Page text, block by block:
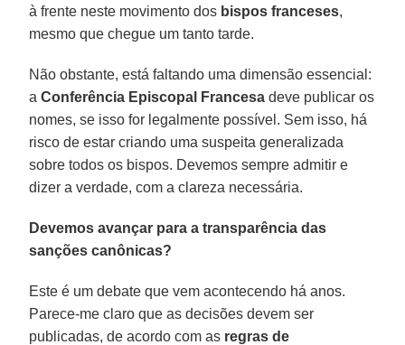
à frente neste movimento dos bispos franceses,
mesmo que chegue um tanto tarde.
Não obstante, está faltando uma dimensão essencial:
aConferência Episcopal Francesa deve publicar os
nomes, se isso for legalmente possível. Sem isso, há
risco de estar criando uma suspeita generalizada
sobre todos os bispos. Devemos sempre admitir e
dizer a verdade, com a clareza necessária.
Devemos avançar para a transparência das
sanções canônicas?
Este é um debate que vem acontecendo há anos.
Parece-me claro que as decisões devem ser
publicadas, de acordo com as regras de